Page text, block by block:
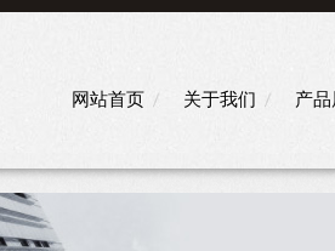
网站首页 关于我们 产